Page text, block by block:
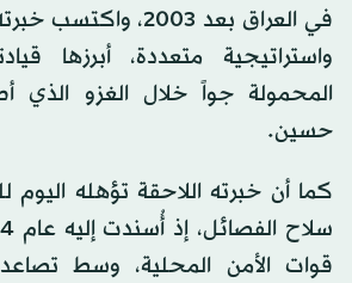
في العراق بعد 2003،
المحمولة جواً خلال الغزو الذي
حسين.
كما أن خبرته اللاحقة تؤهله
قوات الأمن المحلية، وسط